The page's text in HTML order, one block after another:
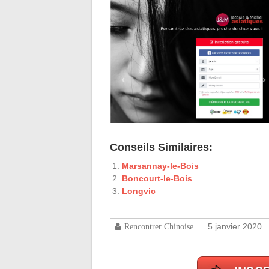
Conseils Similaires:
Marsannay-le-Bois
Boncourt-le-Bois
Longvic
Rencontrer Chinoise 5 janvier 2020